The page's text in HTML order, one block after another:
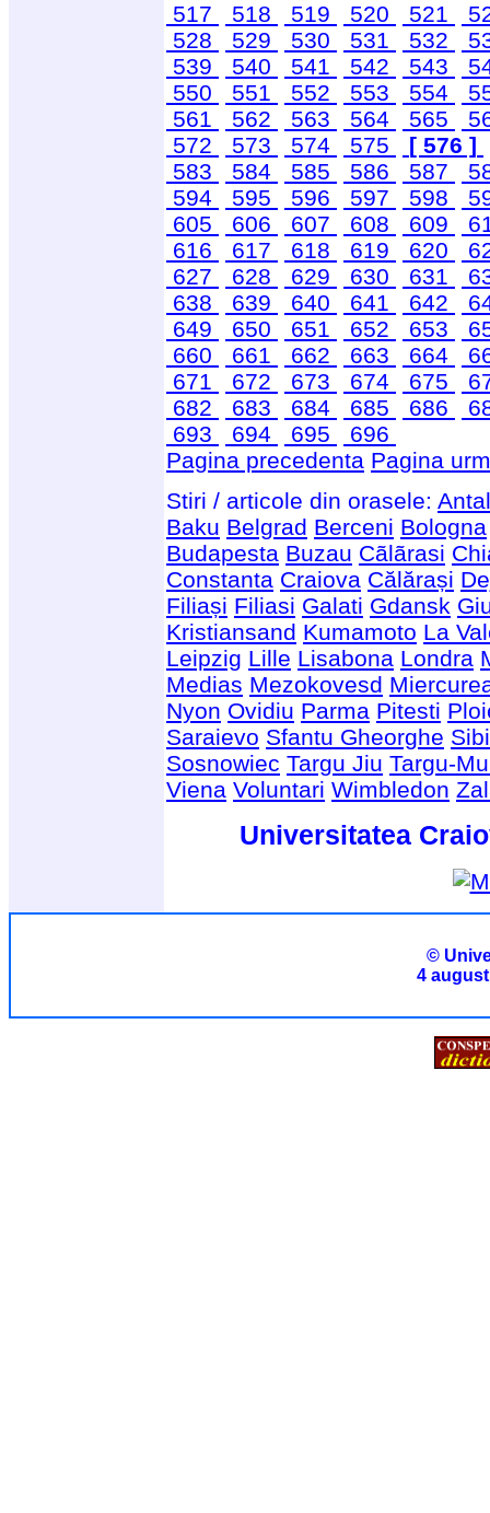
517
518 519 520 521
528
529 530 531 532
539
540 541 542 543
550
551 552 553 554
561
562 563 564 565
572
573 574 575
[ 576 ]
583
584 585 586 587
594
595 596 597 598
605
606 607 608 609
616
617 618 619 620
627
628 629 630 631
638
639 640 641 642
649
650 651 652 653
660
661 662 663 664
671
672 673 674 675
682
683 684 685 686
693
694 695
696
Pagina precedenta Pagina
Stiri / articole din orasele:
Baku Belgrad Berceni Bologna
Budapesta Buzau Cãlãrasi
Constanta Craiova Călărași
Filiași Filiasi Galati Gdansk
Kristiansand Kumamoto La
Leipzig Lille Lisabona Londra
Medias Mezokovesd
Nyon Ovidiu Parma Pitesti
Saraievo Sfantu Gheorghe
Sosnowiec Targu Jiu Targu-
Viena Voluntari Wimbledon
Universitatea
©
4